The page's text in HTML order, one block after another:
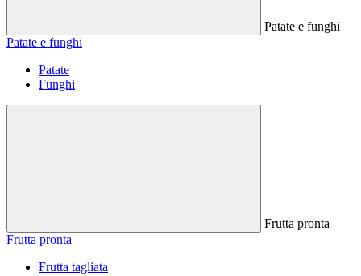
Patate e funghi
Patate e funghi
Patate
Funghi
Frutta pronta
Frutta pronta
Frutta tagliata